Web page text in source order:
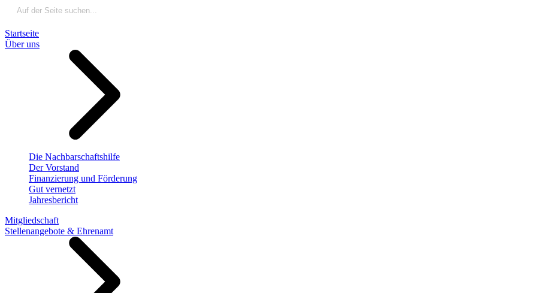
Startseite
Über uns
Die Nachbarschaftshilfe
Der Vorstand
Finanzierung und Förderung
Gut vernetzt
Jahresbericht
Mitgliedschaft
Stellenangebote & Ehrenamt